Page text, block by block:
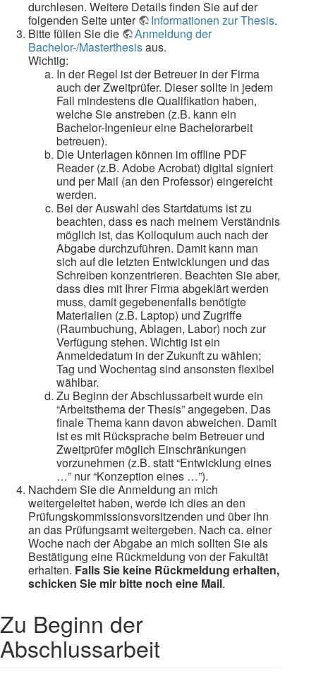
durchlesen. Weitere Details finden Sie auf der
folgenden Seite unter
Informationen zur Thesis.
Bitte füllen Sie die
Anmeldung der
Bachelor-/Masterthesisaus.
Wichtig:
In der Regel ist der Betreuer in der Firma
auch der Zweitprüfer. Dieser sollte in jedem
Fall mindestens die Qualifikation haben,
welche Sie anstreben (z.B. kann ein
Bachelor-Ingenieur eine Bachelorarbeit
betreuen).
Die Unterlagen können im offline PDF
Reader (z.B. Adobe Acrobat) digital signiert
und per Mail (an den Professor) eingereicht
werden.
Bei der Auswahl des Startdatums ist zu
beachten, dass es nach meinem Verständnis
möglich ist, das Kolloquium auch nach der
Abgabe durchzuführen. Damit kann man
sich auf die letzten Entwicklungen und das
Schreiben konzentrieren. Beachten Sie aber,
dass dies mit Ihrer Firma abgeklärt werden
muss, damit gegebenenfalls benötigte
Materialien (z.B. Laptop) und Zugriffe
(Raumbuchung, Ablagen, Labor) noch zur
Verfügung stehen. Wichtig ist ein
Anmeldedatum in der Zukunft zu wählen;
Tag und Wochentag sind ansonsten flexibel
wählbar.
Zu Beginn der Abschlussarbeit wurde ein
“Arbeitsthema der Thesis” angegeben. Das
finale Thema kann davon abweichen. Damit
ist es mit Rücksprache beim Betreuer und
Zweitprüfer möglich Einschränkungen
vorzunehmen (z.B. statt “Entwicklung eines
…” nur “Konzeption eines …”).
Nachdem Sie die Anmeldung an mich
weitergeleitet haben, werde ich dies an den
Prüfungskommissionsvorsitzenden und über ihn
an das Prüfungsamt weitergeben. Nach ca. einer
Woche nach der Abgabe an mich sollten Sie als
Bestätigung eine Rückmeldung von der Fakultät
erhalten. Falls Sie keine Rückmeldung erhalten,
schicken Sie mir bitte noch eine Mail.
Zu Beginn der
Abschlussarbeit